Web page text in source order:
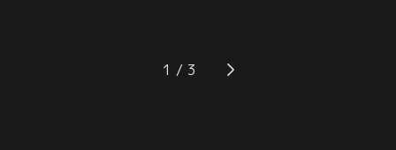
る。怪我をした一護のため、望実は
自分の力を使いはじめる。ソウルソ
は…。その頃、ソウルソサエティで
は傷を負った剣八と霊骸の砕蜂、更
1